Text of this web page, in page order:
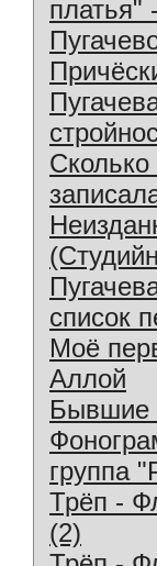
платья"
список
Моё
Аллой
Бывшие
группа
Трёп -
(2)